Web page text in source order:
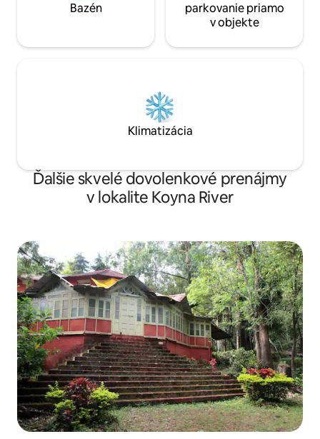
Bazén
parkovanie priamo
v objekte
Klimatizácia
Ďalšie skvelé dovolenkové prenájmy
v lokalite Koyna River